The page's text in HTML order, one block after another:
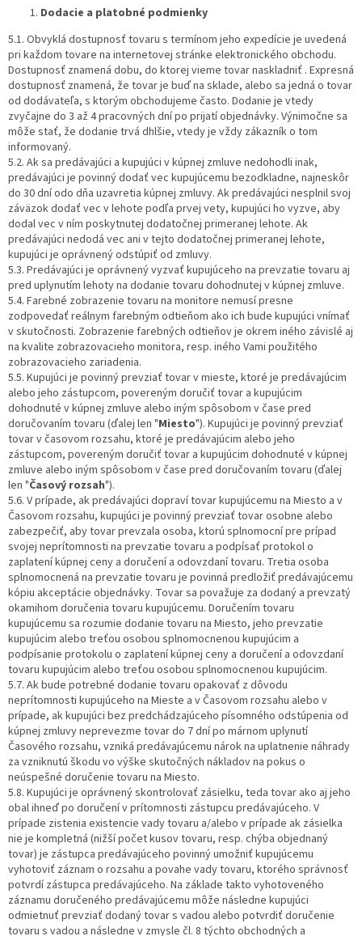
Dodacie a platobné podmienky
5.1. Obvyklá dostupnosť tovaru s termínom jeho expedície je uvedená
pri každom tovare na internetovej stránke elektronického obchodu.
Dostupnosť znamená dobu, do ktorej vieme tovar naskladniť . Expresná
dostupnosť znamená, že tovar je buď na sklade, alebo sa jedná o tovar
od dodávateľa, s ktorým obchodujeme často. Dodanie je vtedy
zvyčajne do 3 až 4 pracovných dní po prijatí objednávky. Výnimočne sa
môže stať, že dodanie trvá dhlšie, vtedy je vždy zákazník o tom
informovaný.
5.2. Ak sa predávajúci a kupujúci v kúpnej zmluve nedohodli inak,
predávajúci je povinný dodať vec kupujúcemu bezodkladne, najneskôr
do 30 dní odo dňa uzavretia kúpnej zmluvy. Ak predávajúci nesplnil svoj
záväzok dodať vec v lehote podľa prvej vety, kupujúci ho vyzve, aby
dodal vec v ním poskytnutej dodatočnej primeranej lehote. Ak
predávajúci nedodá vec ani v tejto dodatočnej primeranej lehote,
kupujúci je oprávnený odstúpiť od zmluvy.
5.3. Predávajúci je oprávnený vyzvať kupujúceho na prevzatie tovaru aj
pred uplynutím lehoty na dodanie tovaru dohodnutej v kúpnej zmluve.
5.4. Farebné zobrazenie tovaru na monitore nemusí presne
zodpovedať reálnym farebným odtieňom ako ich bude kupujúci vnímať
v skutočnosti. Zobrazenie farebných odtieňov je okrem iného závislé aj
na kvalite zobrazovacieho monitora, resp. iného Vami použitého
zobrazovacieho zariadenia.
5.5. Kupujúci je povinný prevziať tovar v mieste, ktoré je predávajúcim
alebo jeho zástupcom, povereným doručiť tovar a kupujúcim
dohodnuté v kúpnej zmluve alebo iným spôsobom v čase pred
doručovaním tovaru (ďalej len "Miesto"). Kupujúci je povinný prevziať
tovar v časovom rozsahu, ktoré je predávajúcim alebo jeho
zástupcom, povereným doručiť tovar a kupujúcim dohodnuté v kúpnej
zmluve alebo iným spôsobom v čase pred doručovaním tovaru (ďalej
len "Časový rozsah").
5.6. V prípade, ak predávajúci dopraví tovar kupujúcemu na Miesto a v
Časovom rozsahu, kupujúci je povinný prevziať tovar osobne alebo
zabezpečiť, aby tovar prevzala osoba, ktorú splnomocní pre prípad
svojej neprítomnosti na prevzatie tovaru a podpísať protokol o
zaplatení kúpnej ceny a doručení a odovzdaní tovaru. Tretia osoba
splnomocnená na prevzatie tovaru je povinná predložiť predávajúcemu
kópiu akceptácie objednávky. Tovar sa považuje za dodaný a prevzatý
okamihom doručenia tovaru kupujúcemu. Doručením tovaru
kupujúcemu sa rozumie dodanie tovaru na Miesto, jeho prevzatie
kupujúcim alebo treťou osobou splnomocnenou kupujúcim a
podpísanie protokolu o zaplatení kúpnej ceny a doručení a odovzdaní
tovaru kupujúcim alebo treťou osobou splnomocnenou kupujúcim.
5.7. Ak bude potrebné dodanie tovaru opakovať z dôvodu
neprítomnosti kupujúceho na Mieste a v Časovom rozsahu alebo v
prípade, ak kupujúci bez predchádzajúceho písomného odstúpenia od
kúpnej zmluvy neprevezme tovar do 7 dní po márnom uplynutí
Časového rozsahu, vzniká predávajúcemu nárok na uplatnenie náhrady
za vzniknutú škodu vo výške skutočných nákladov na pokus o
neúspešné doručenie tovaru na Miesto.
5.8. Kupujúci je oprávnený skontrolovať zásielku, teda tovar ako aj jeho
obal ihneď po doručení v prítomnosti zástupcu predávajúceho. V
prípade zistenia existencie vady tovaru a/alebo v prípade ak zásielka
nie je kompletná (nižší počet kusov tovaru, resp. chýba objednaný
tovar) je zástupca predávajúceho povinný umožniť kupujúcemu
vyhotoviť záznam o rozsahu a povahe vady tovaru, ktorého správnosť
potvrdí zástupca predávajúceho. Na základe takto vyhotoveného
záznamu doručeného predávajúcemu môže následne kupujúci
odmietnuť prevziať dodaný tovar s vadou alebo potvrdiť doručenie
tovaru s vadou a následne v zmysle čl. 8 týchto obchodných a